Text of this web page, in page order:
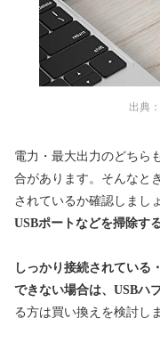
出典：
電力・最大出力のどちら
合があります。そんなと
されているか確認しまし
USBポートなどを掃除す
しっかり接続されている
できない場合は、USBハ
る方は買い換えを検討し